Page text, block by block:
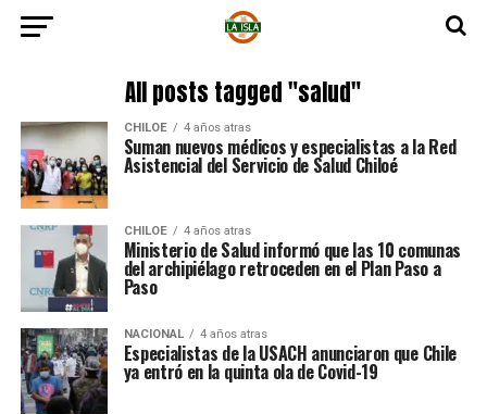
All posts tagged "salud"
CHILOE 4 años atras
Suman nuevos médicos y especialistas a la Red
Asistencial del Servicio de Salud Chiloé
CHILOE 4 años atras
Ministerio de Salud informó que las 10 comunas
del archipiélago retroceden en el Plan Paso a
Paso
NACIONAL 4 años atras
Especialistas de la USACH anunciaron que Chile
ya entró en la quinta ola de Covid-19